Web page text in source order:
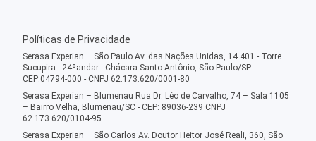
Políticas de Privacidade
Serasa Experian – São Paulo Av. das Nações Unidas, 14.401 - Torre
Sucupira - 24ºandar - Chácara Santo Antônio, São Paulo/SP -
CEP:04794-000 - CNPJ 62.173.620/0001-80
Serasa Experian – Blumenau Rua Dr. Léo de Carvalho, 74 – Sala 1105
– Bairro Velha, Blumenau/SC - CEP: 89036-239 CNPJ
62.173.620/0104-95
Serasa Experian – São Carlos Av. Doutor Heitor José Reali, 360, São